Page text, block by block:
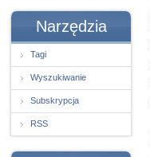
Narzędzia
Tagi
Wyszukiwanie
Subskrypcja
RSS